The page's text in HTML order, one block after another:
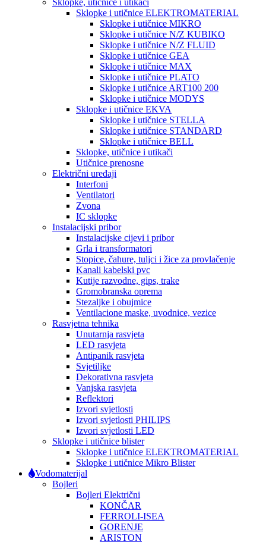
Sklopke, utičnice i utikači
Sklopke i utičnice ELEKTROMATERIAL
Sklopke i utičnice MIKRO
Sklopke i utičnice N/Z KUBIKO
Sklopke i utičnice N/Z FLUID
Sklopke i utičnice GEA
Sklopke i utičnice MAX
Sklopke i utičnice PLATO
Sklopke i utičnice ART100 200
Sklopke i utičnice MODYS
Sklopke i utičnice EKVA
Sklopke i utičnice STELLA
Sklopke i utičnice STANDARD
Sklopke i utičnice BELL
Sklopke, utičnice i utikači
Utičnice prenosne
Električni uređaji
Interfoni
Ventilatori
Zvona
IC sklopke
Instalacijski pribor
Instalacijske cijevi i pribor
Grla i transformatori
Stopice, čahure, tuljci i žice za provlačenje
Kanali kabelski pvc
Kutije razvodne, gips, trake
Gromobranska oprema
Stezaljke i obujmice
Ventilacione maske, uvodnice, vezice
Rasvjetna tehnika
Unutarnja rasvjeta
LED rasvjeta
Antipanik rasvjeta
Svjetiljke
Dekorativna rasvjeta
Vanjska rasvjeta
Reflektori
Izvori svjetlosti
Izvori svjetlosti PHILIPS
Izvori svjetlosti LED
Sklopke i utičnice blister
Sklopke i utičnice ELEKTROMATERIAL
Sklopke i utičnice Mikro Blister
Vodomaterijal
Bojleri
Bojleri Električni
KONČAR
FERROLI-ISEA
GORENJE
ARISTON